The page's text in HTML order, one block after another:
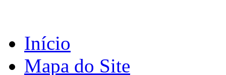
Início
Mapa do Site